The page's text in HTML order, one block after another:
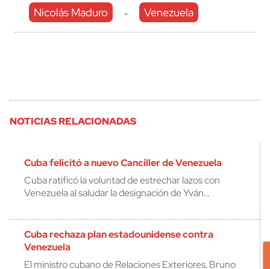
Nicolás Maduro - Venezuela
NOTICIAS RELACIONADAS
Cuba felicitó a nuevo Canciller de Venezuela
Cuba ratificó la voluntad de estrechar lazos con
Venezuela al saludar la designación de Yván…
Cuba rechaza plan estadounidense contra
Venezuela
El ministro cubano de Relaciones Exteriores, Bruno